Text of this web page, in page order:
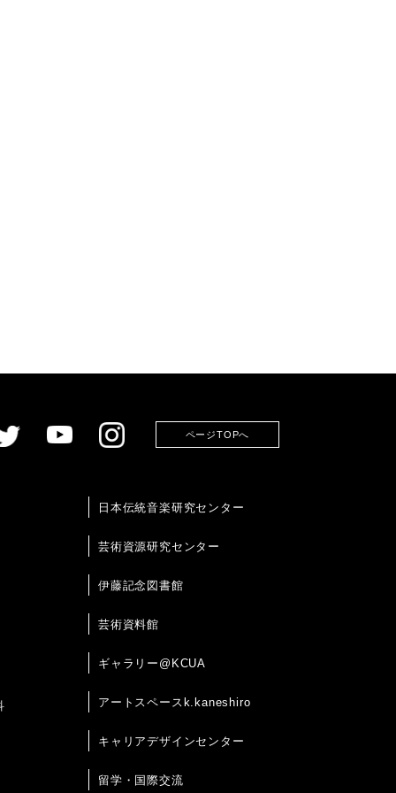
ページTOPへ
日本伝統音楽研究センター
芸術資源研究センター
伊藤記念図書館
芸術資料館
ギャラリー@KCUA
アートスペースk.kaneshiro
キャリアデザインセンター
留学・国際交流